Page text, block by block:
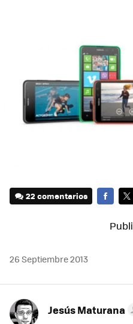
22 comentarios
26 Septiembre 2013
Jesús Maturana